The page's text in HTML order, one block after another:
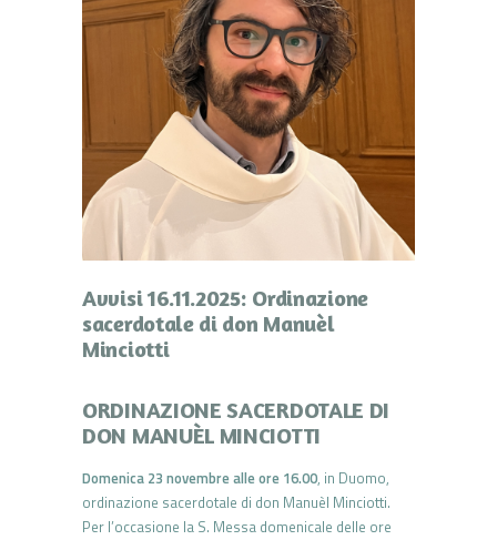
Avvisi 16.11.2025: Ordinazione
sacerdotale di don Manuèl
Minciotti
ORDINAZIONE SACERDOTALE DI
DON MANUÈL MINCIOTTI
Domenica 23 novembre alle ore 16.00, in Duomo,
ordinazione sacerdotale di don Manuèl Minciotti.
Per l’occasione la S. Messa domenicale delle ore